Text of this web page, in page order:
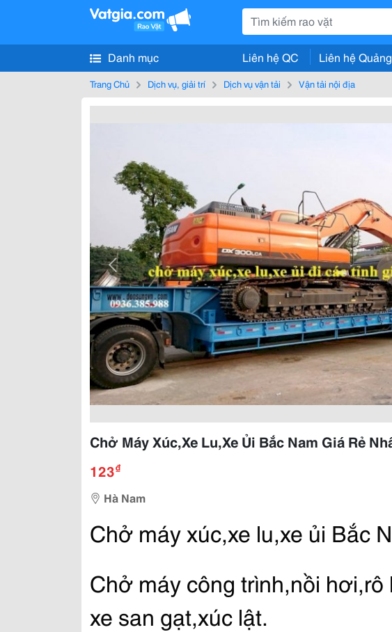
Danh mục Liên hệ QC Liên hệ
Trang Chủ Dịch vụ, giải trí Dịch vụ vận tải Vận tải nội địa
Chở Máy Xúc,Xe Lu,Xe Ủi Bắc Nam Giá Rẻ
123₫
Hà Nam
Chở máy xúc,xe lu,xe ủi Bắc
Chở máy công trình,nồi hơi,rô
xe san gạt,xúc lật.